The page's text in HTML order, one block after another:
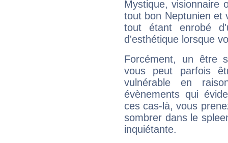
Mystique, visionnaire
tout bon Neptunien et
tout étant enrobé
d'esthétique lorsque
Forcément, un être
vous peut parfois
vulnérable en
évènements qui
ces cas-là, vous
sombrer dans le
inquiétante.